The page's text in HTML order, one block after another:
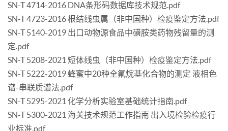
SN-T 4714-2016 DNA条形码数据库技术规范.pdf
SN-T 4723-2016 根结线虫属（非中国种）检疫鉴定方法.pdf
SN-T 5140-2019 出口动物源食品中磺胺类药物残留量的测
定.pdf
SN-T 5208-2021 短体线虫（非中国种）检疫鉴定方法.pdf
SN-T 5222-2019 蜂蜜中20种全氟烷基化合物的测定 液相色
谱-串联质谱法.pdf
SN-T 5295-2021 化学分析实验室基础统计指南.pdf
SN-T 5300-2021 海关技术规范工作指南 出入境检验检疫行
业标准.pdf